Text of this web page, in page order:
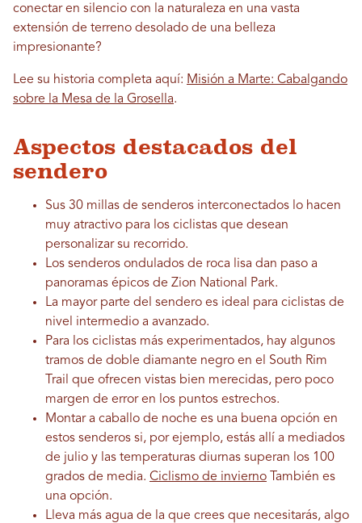
conectar en silencio con la naturaleza en una vasta
extensión de terreno desolado de una belleza
impresionante?
Lee su historia completa aquí: Misión a Marte: Cabalgando
sobre la Mesa de la Grosella.
Aspectos destacados del
sendero
Sus 30 millas de senderos interconectados lo hacen
muy atractivo para los ciclistas que desean
personalizar su recorrido.
Los senderos ondulados de roca lisa dan paso a
panoramas épicos de Zion National Park.
La mayor parte del sendero es ideal para ciclistas de
nivel intermedio a avanzado.
Para los ciclistas más experimentados, hay algunos
tramos de doble diamante negro en el South Rim
Trail que ofrecen vistas bien merecidas, pero poco
margen de error en los puntos estrechos.
Montar a caballo de noche es una buena opción en
estos senderos si, por ejemplo, estás allí a mediados
de julio y las temperaturas diurnas superan los 100
grados de media. Ciclismo de invierno También es
una opción.
Lleva más agua de la que crees que necesitarás, algo